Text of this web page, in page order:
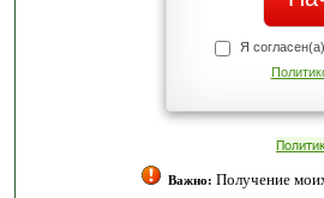
Я
Важно: Получение